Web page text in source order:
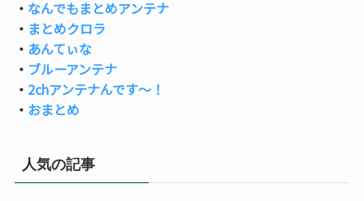
・ なんでもまとめアンテナ
・ まとめクロラ
・ あんてぃな
・ ブルーアンテナ
・ 2chアンテナんです～！
・ おまとめ
人気の記事